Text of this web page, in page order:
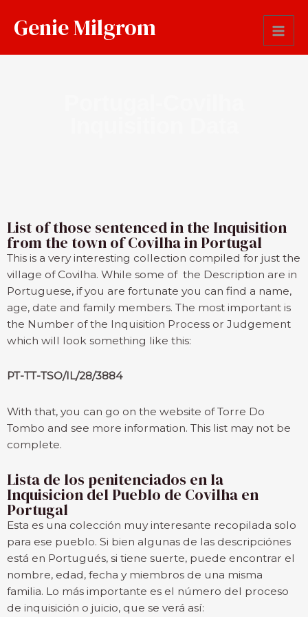
Genie Milgrom
List of those sentenced in the Inquisition
from the town of Covilha in Portugal
This is a very interesting collection compiled for just the
village of Covilha. While some of the Description are in
Portuguese, if you are fortunate you can find a name,
age, date and family members. The most important is
the Number of the Inquisition Process or Judgement
which will look something like this:
PT-TT-TSO/IL/28/3884
With that, you can go on the website of Torre Do
Tombo and see more information. This list may not be
complete.
Lista de los penitenciados en la
Inquisicion del Pueblo de Covilha en
Portugal
Esta es una colección muy interesante recopilada solo
para ese pueblo. Si bien algunas de las descripciónes
está en Portugués, si tiene suerte, puede encontrar el
nombre, edad, fecha y miembros de una misma
familia. Lo más importante es el número del proceso
de inquisición o juicio, que se verá así: